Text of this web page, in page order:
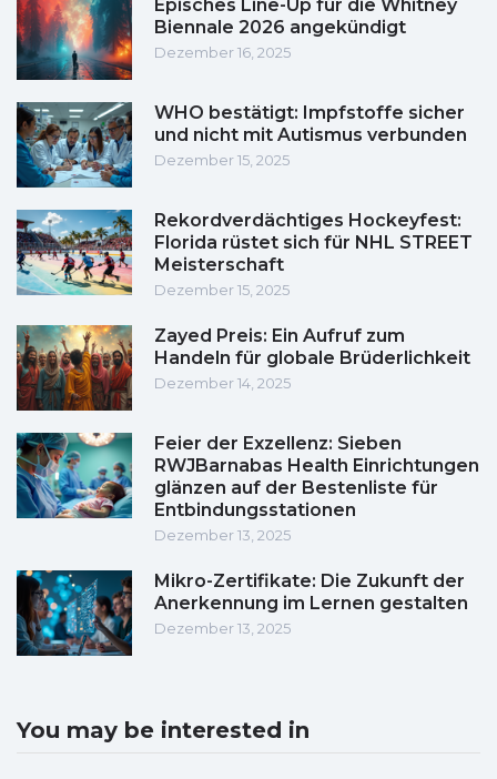
Episches Line-Up für die Whitney
Biennale 2026 angekündigt
Dezember 16, 2025
WHO bestätigt: Impfstoffe sicher
und nicht mit Autismus verbunden
Dezember 15, 2025
Rekordverdächtiges Hockeyfest:
Florida rüstet sich für NHL STREET
Meisterschaft
Dezember 15, 2025
Zayed Preis: Ein Aufruf zum
Handeln für globale Brüderlichkeit
Dezember 14, 2025
Feier der Exzellenz: Sieben
RWJBarnabas Health Einrichtungen
glänzen auf der Bestenliste für
Entbindungsstationen
Dezember 13, 2025
Mikro-Zertifikate: Die Zukunft der
Anerkennung im Lernen gestalten
Dezember 13, 2025
You may be interested in